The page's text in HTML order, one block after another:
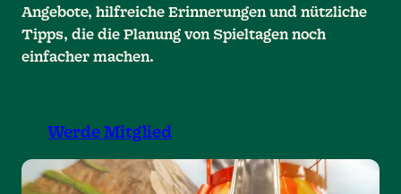
Angebote, hilfreiche Erinnerungen und nützliche
Tipps, die die Planung von Spieltagen noch
einfacher machen.
Werde Mitglied